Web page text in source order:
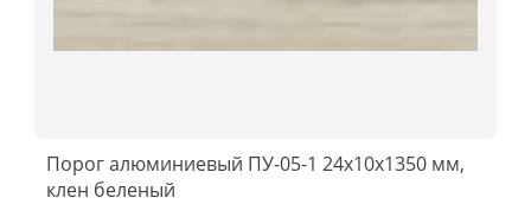
Порог алюминиевый ПУ-05-1 24x10x1350 мм,
клен беленый